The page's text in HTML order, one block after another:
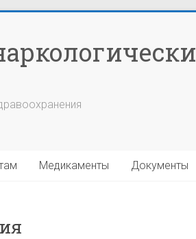
Медикаменты Документы